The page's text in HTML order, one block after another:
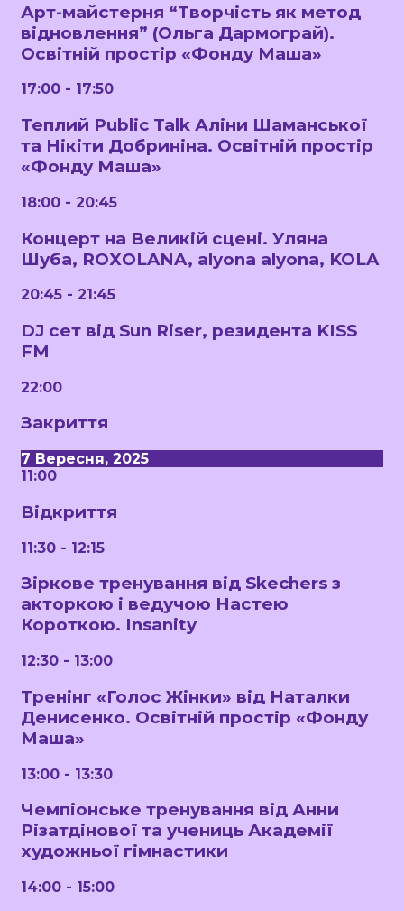
Арт-майстерня “Творчість як метод
відновлення” (Ольга Дармограй).
Освітній простір «Фонду Маша»
17:00 - 17:50
Теплий Public Talk Аліни Шаманської
та Нікіти Добриніна. Освітній простір
«Фонду Маша»
18:00 - 20:45
Концерт на Великій сцені. Уляна
Шуба, ROXOLANA, alyona alyona, KOLA
20:45 - 21:45
DJ сет від Sun Riser, резидента KISS
FM
22:00
Закриття
7 Вересня, 2025
11:00
Відкриття
11:30 - 12:15
Зіркове тренування від Skechers з
акторкою і ведучою Настею
Короткою. Insanity
12:30 - 13:00
Тренінг «Голос Жінки» від Наталки
Денисенко. Освітній простір «Фонду
Маша»
13:00 - 13:30
Чемпіонське тренування від Анни
Різатдінової та учениць Академії
художньої гімнастики
14:00 - 15:00